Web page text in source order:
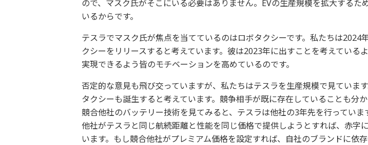
ので、マスク氏がそこにいる必要はありません。EVの生産規模を拡大するた
いるからです。
テスラでマスク氏が焦点を当てているのはロボタクシーです。私たちは2024
クシーをリリースすると考えています。彼は2023年に出すことを考えている
実現できるよう皆のモチベーションを高めているのです。
否定的な意見も飛び交っていますが、私たちはテスラを生産規模で見ていま
タクシーも誕生すると考えています。競争相手が既に存在していることも分か
競合他社のバッテリー技術を見てみると、テスラは他社の3年先を行っていま
他社がテスラと同じ航続距離と性能を同じ価格で提供しようとすれば、赤字
います。もし競合他社がプレミアム価格を設定すれば、自社のブランドに依